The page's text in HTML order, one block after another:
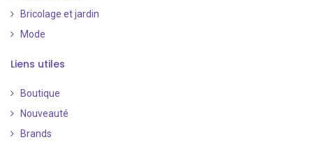
Bricolage et jardin
Mode
Liens utiles
Boutique
Nouveauté
Brands